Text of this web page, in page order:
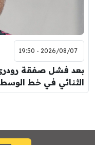
2026/08/07 - 19:50
بعد فشل صفقة
الثنائي في خط الوسط